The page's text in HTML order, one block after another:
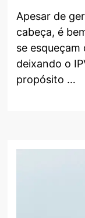
Apesar de
cabeça, é
se esqueçam
deixando o
propósito …